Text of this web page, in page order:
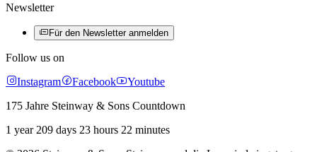
Newsletter
Für den Newsletter anmelden
Follow us on
Instagram
Facebook
Youtube
175 Jahre Steinway & Sons Countdown
1 year 209 days 23 hours 22 minutes